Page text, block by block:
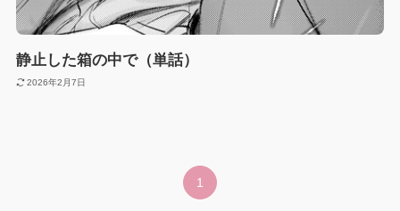
静止した箱の中で（単話）
2026年2月7日
1